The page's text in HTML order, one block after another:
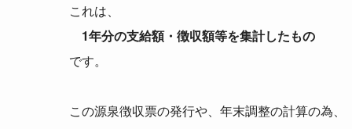
これは、
1年分の支給額・徴収額等を集計したもの
です。
この源泉徴収票の発行や、年末調整の計算の為、